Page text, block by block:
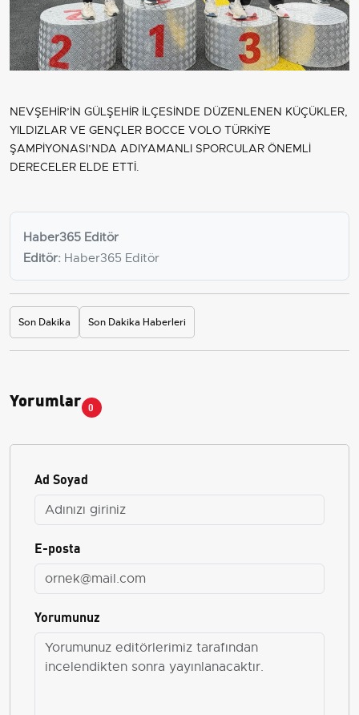
NEVŞEHİR’İN GÜLŞEHİR İLÇESİNDE DÜZENLENEN KÜÇÜKLER,
YILDIZLAR VE GENÇLER BOCCE VOLO TÜRKİYE
ŞAMPİYONASI’NDA ADIYAMANLI SPORCULAR ÖNEMLİ
DERECELER ELDE ETTİ.
Haber365 Editör
Editör: Haber365 Editör
Son Dakika Son Dakika Haberleri
Yorumlar 0
Ad Soyad
E-posta
Yorumunuz